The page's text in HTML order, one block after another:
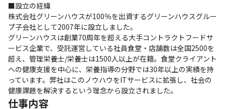
■設立の経緯
株式会社グリーンハウスが100％を出資するグリーンハウスグルー
プ子会社として2007年に設立しました。
グリーンハウスは創業70周年を超える大手コントラクトフードサ
ービス企業で、受託運営している社員食堂・店舗数は全国2500を
超え、管理栄養士/栄養士は1500人以上が在籍。食堂クライアント
への健康支援を中心に、栄養指導の分野では30年以上の実績を持
っています。弊社はこのノウハウをITサービスに拡張し、社会の
健康課題を解決するという理念から設立されました。
仕事内容